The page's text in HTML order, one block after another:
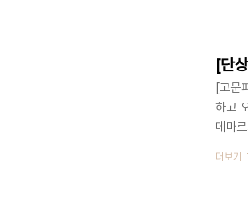
에게
[단
[고문
하고
메마
부지
더보기